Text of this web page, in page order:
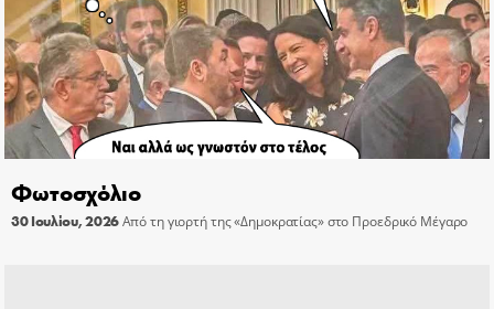
Φωτοσχόλιο
30 Ιουλίου, 2026Από τη γιορτή της «Δημοκρατίας» στο Προεδρικό Μέγαρο